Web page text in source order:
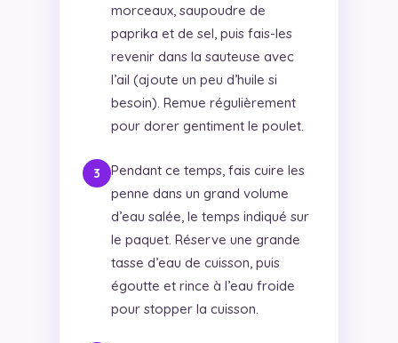
morceaux, saupoudre de
paprika et de sel, puis fais-les
revenir dans la sauteuse avec
l’ail (ajoute un peu d’huile si
besoin). Remue régulièrement
pour dorer gentiment le poulet.
Pendant ce temps, fais cuire les
penne dans un grand volume
d’eau salée, le temps indiqué sur
le paquet. Réserve une grande
tasse d’eau de cuisson, puis
égoutte et rince à l’eau froide
pour stopper la cuisson.